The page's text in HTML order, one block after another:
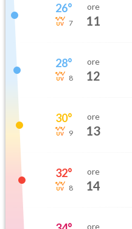
26°
7
ore
11
28°
8
ore
12
30°
9
ore
13
32°
8
ore
14
ore